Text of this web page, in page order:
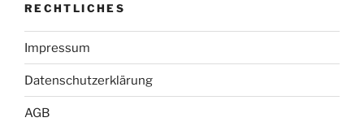
RECHTLICHES
Impressum
Datenschutzerklärung
AGB